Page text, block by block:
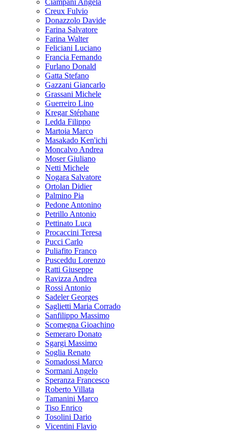
Ciampani Angela
Creux Fulvio
Donazzolo Davide
Farina Salvatore
Farina Walter
Feliciani Luciano
Francia Fernando
Furlano Donald
Gatta Stefano
Gazzani Giancarlo
Grassani Michele
Guerreiro Lino
Kregar Stéphane
Ledda Filippo
Martoia Marco
Masakado Ken'ichi
Moncalvo Andrea
Moser Giuliano
Netti Michele
Nogara Salvatore
Ortolan Didier
Palmino Pia
Pedone Antonino
Petrillo Antonio
Pettinato Luca
Procaccini Teresa
Pucci Carlo
Puliafito Franco
Pusceddu Lorenzo
Ratti Giuseppe
Ravizza Andrea
Rossi Antonio
Sadeler Georges
Saglietti Maria Corrado
Sanfilippo Massimo
Scomegna Gioachino
Semeraro Donato
Sgargi Massimo
Soglia Renato
Somadossi Marco
Sormani Angelo
Speranza Francesco
Roberto Villata
Tamanini Marco
Tiso Enrico
Tosolini Dario
Vicentini Flavio